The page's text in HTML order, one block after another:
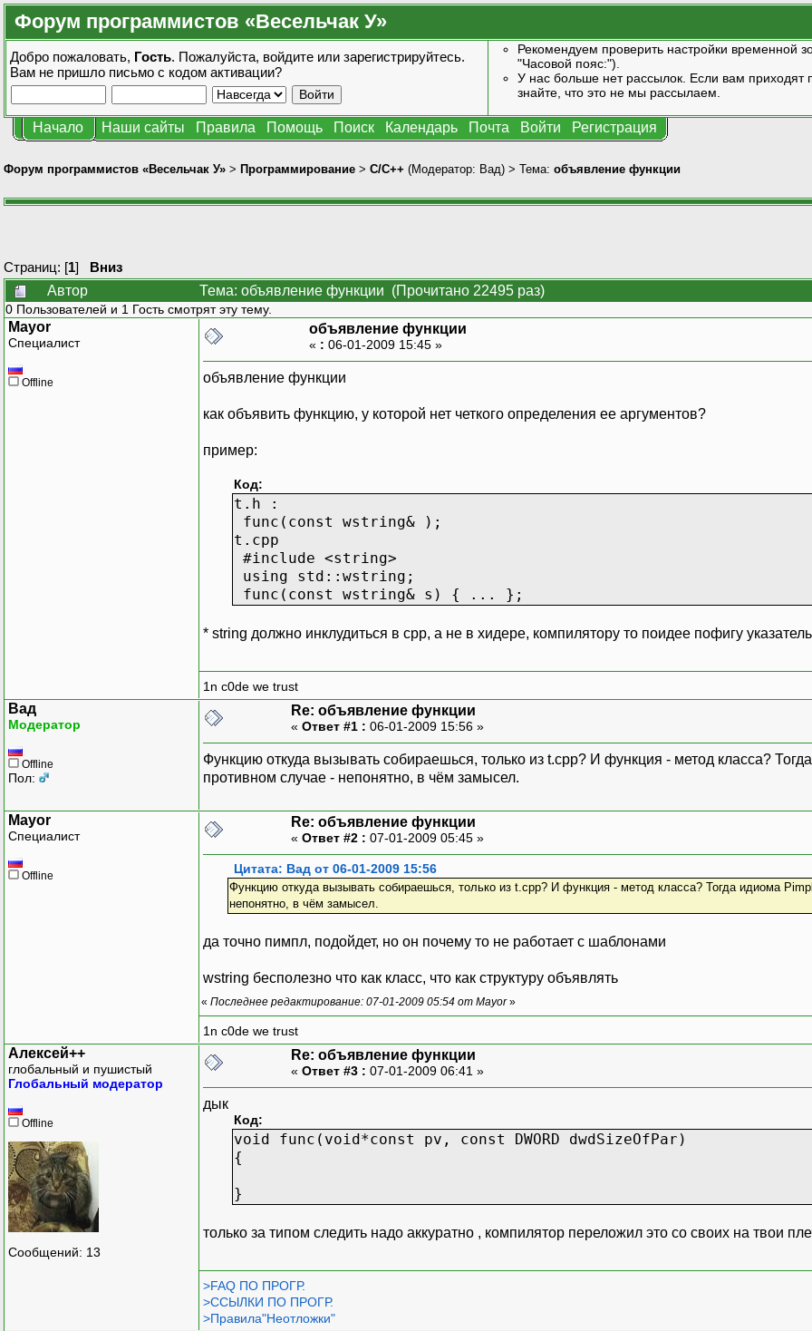
Форум программистов «Весельчак У»
Добро пожаловать, Гость. Пожалуйста, войдите или зарегистрируйтесь.
Вам не пришло письмо с кодом активации?
Рекомендуем проверить настройки
"Часовой пояс:").
У нас больше нет рассылок. Если вам
знайте, что это не мы рассылаем.
Начало Наши сайты Правила Помощь Поиск Календарь Почта Войти Регистрация
Форум программистов «Весельчак У» > Программирование > C/C++ (Модератор: Вад) > Тема: объявление функции
Страниц: [1] Вниз
Автор
Тема: объявление функции (Прочитано 22495 раз)
0 Пользователей и 1 Гость смотрят эту тему.
Mayor
Специалист
Offline
объявление функции
« : 06-01-2009 15:45 »
объявление функции
как объявить функцию, у которой нет четкого определения ее аргументов?
пример:
Код:
t.h :
func(const wstring& );
t.cpp
#include <string>
using std::wstring;
func(const wstring& s) { ... };
* string должно инклудиться в сpp, а не в хидере, компилятору то поидее пофигу
1n c0de we trust
Вад
Модератор
Offline
Пол:
Re: объявление функции
« Ответ #1 : 06-01-2009 15:56 »
Функцию откуда вызывать собираешься, только из t.cpp? И функция - метод класса?
противном случае - непонятно, в чём замысел.
Mayor
Специалист
Offline
Re: объявление функции
« Ответ #2 : 07-01-2009 05:45 »
Цитата: Вад от 06-01-2009 15:56
Функцию откуда вызывать собираешься, только из t.cpp? И функция - метод класса? Тогда идиома
непонятно, в чём замысел.
да точно пимпл, подойдет, но он почему то не работает с шаблонами
wstring бесполезно что как класс, что как структуру объявлять
« Последнее редактирование: 07-01-2009 05:54 от Mayor»
1n c0de we trust
Алексей++
глобальный и пушистый
Глобальный модератор
Offline
Сообщений: 13
Re: объявление функции
« Ответ #3 : 07-01-2009 06:41 »
дык
Код:
void func(void*const pv, const DWORD dwdSizeOfPar)
{
}
только за типом следить надо аккуратно , компилятор переложил это со своих на твои
>FAQ ПО ПРОГР.
>ССЫЛКИ ПО ПРОГР.
>Правила"Неотложки"